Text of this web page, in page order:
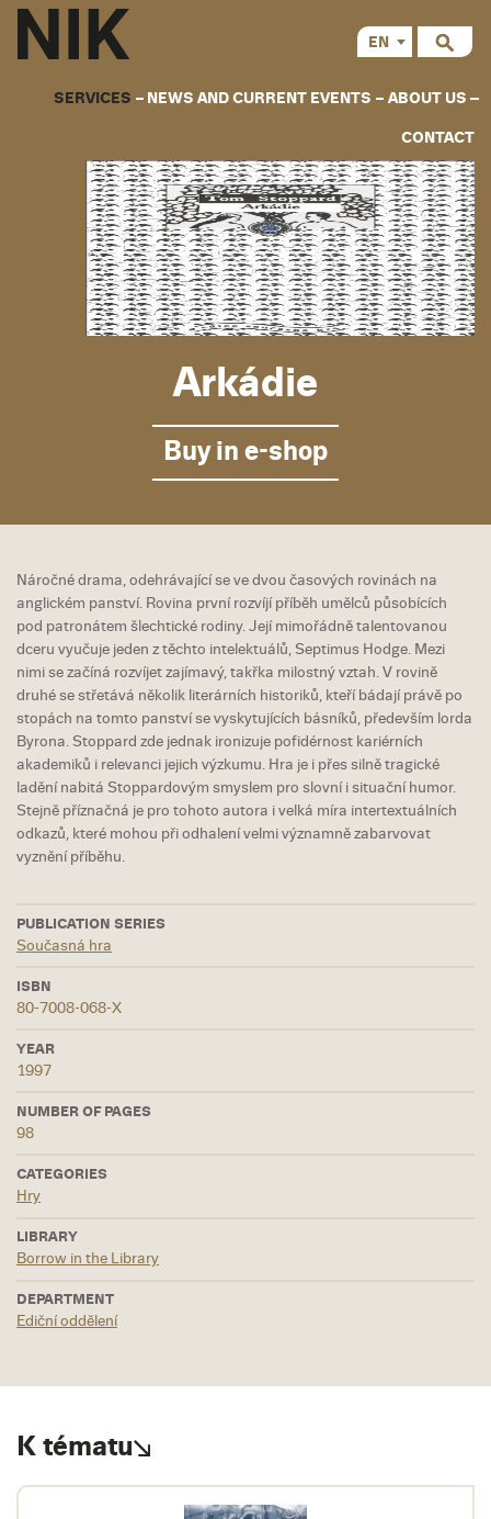
SERVICES NEWS AND CURRENT EVENTS ABOUT US
CONTACT
EN
Arkádie
Buy in e-shop
Náročné drama, odehrávající se ve dvou časových rovinách na
anglickém panství. Rovina první rozvíjí příběh umělců působících
pod patronátem šlechtické rodiny. Její mimořádně talentovanou
dceru vyučuje jeden z těchto intelektuálů, Septimus Hodge. Mezi
nimi se začíná rozvíjet zajímavý, takřka milostný vztah. V rovině
druhé se střetává několik literárních historiků, kteří bádají právě po
stopách na tomto panství se vyskytujících básníků, především lorda
Byrona. Stoppard zde jednak ironizuje pofidérnost kariérních
akademiků i relevanci jejich výzkumu. Hra je i přes silně tragické
ladění nabitá Stoppardovým smyslem pro slovní i situační humor.
Stejně příznačná je pro tohoto autora i velká míra intertextuálních
odkazů, které mohou při odhalení velmi významně zabarvovat
vyznění příběhu.
PUBLICATION SERIES
Současná hra
ISBN
80-7008-068-X
YEAR
1997
NUMBER OF PAGES
98
CATEGORIES
Hry
LIBRARY
Borrow in the Library
DEPARTMENT
Ediční oddělení
K tématu